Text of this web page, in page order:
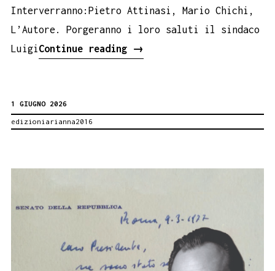
Interverranno:Pietro Attinasi, Mario Chichi,
L’Autore. Porgeranno i loro saluti il sindaco
LuigiContinue reading
Le
→
1 GIUGNO 2026
edizioniarianna2016